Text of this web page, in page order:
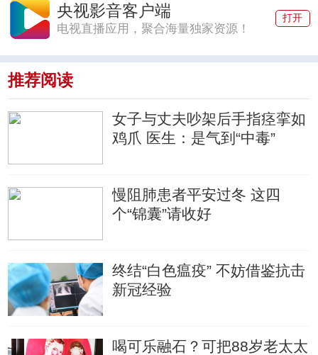
央视影音客户端
电视直播应用，聚合海量独家资源！
打开
推荐阅读
女子与丈夫吵架后手指痉挛如
鸡爪 医生：是气到“中毒”
慢阻肺患者平安过冬 这四
个“锦囊”请收好
终结“白色瘟疫” 不妨借鉴抗击
新冠经验
喝可乐融石？可把88岁老太太